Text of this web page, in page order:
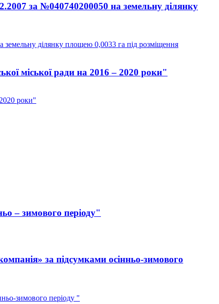
за №040740200050 на земельну ділянку
ділянку площею 0,0033 га під розміщення
міської ради на 2016 – 2020 роки"
роки"
– зимового періоду"
за підсумками осінньо-зимового
зимового періоду "